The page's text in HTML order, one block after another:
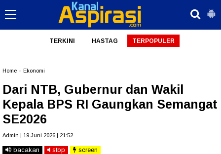
TERKINI HASTAG TERPOPULER
Home Ekonomi
Dari NTB, Gubernur dan Wakil
Kepala BPS RI Gaungkan Semangat
SE2026
Admin | 19 Juni 2026 | 21:52
bacakan stop screen